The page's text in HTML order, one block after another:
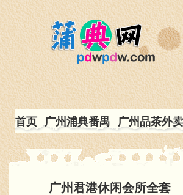
首页 广州浦典番禺 广州品茶外
广州君港休闲会所全套